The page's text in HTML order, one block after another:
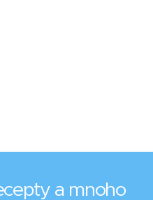
a mnoho